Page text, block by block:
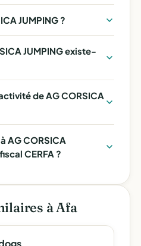
JUMPING ?
JUMPING existe-
de AG CORSICA
AG CORSICA
CERFA ?
à Afa